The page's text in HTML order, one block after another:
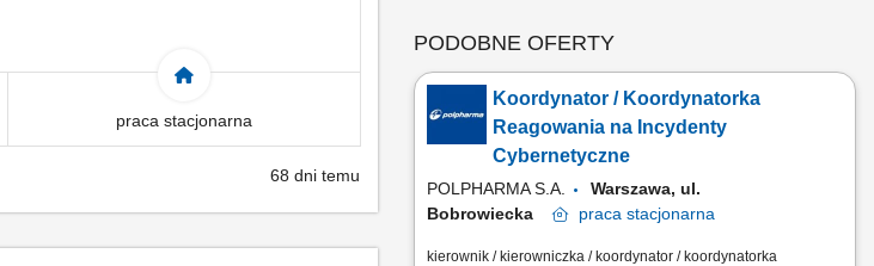
praca stacjonarna
68 dni temu
PODOBNE OFERTY
Koordynator / Koordynatorka
Reagowania na Incydenty
Cybernetyczne
POLPHARMA S.A.
Warszawa, ul.
Bobrowiecka
praca stacjonarna
kierownik / kierowniczka / koordynator / koordynatorka